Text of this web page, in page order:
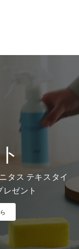
タス テキスタイ
ゼント